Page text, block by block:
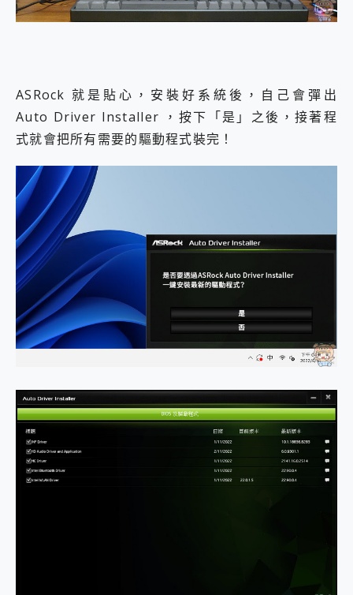
ASRock 就是貼心，安裝好系統後，自己會彈出
Auto Driver Installer ，按下「是」之後，接著程
式就會把所有需要的驅動程式裝完！